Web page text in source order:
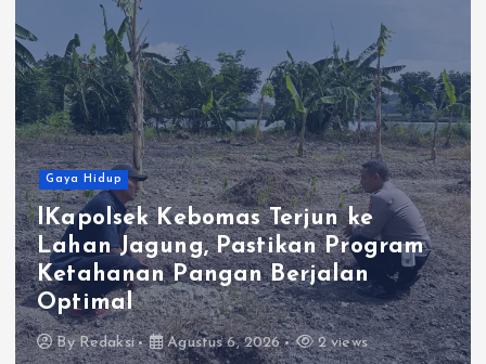
Gaya Hidup
lKapolsek Kebomas Terjun ke
Lahan Jagung, Pastikan Program
Ketahanan Pangan Berjalan
Optimal
ByRedaksi Agustus 6, 2026 2 views